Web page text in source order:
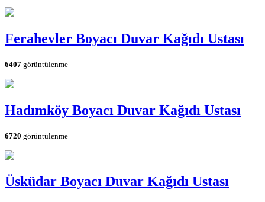
Ferahevler Boyacı Duvar Kağıdı Ustası
6407 görüntülenme
Hadımköy Boyacı Duvar Kağıdı Ustası
6720 görüntülenme
Üsküdar Boyacı Duvar Kağıdı Ustası